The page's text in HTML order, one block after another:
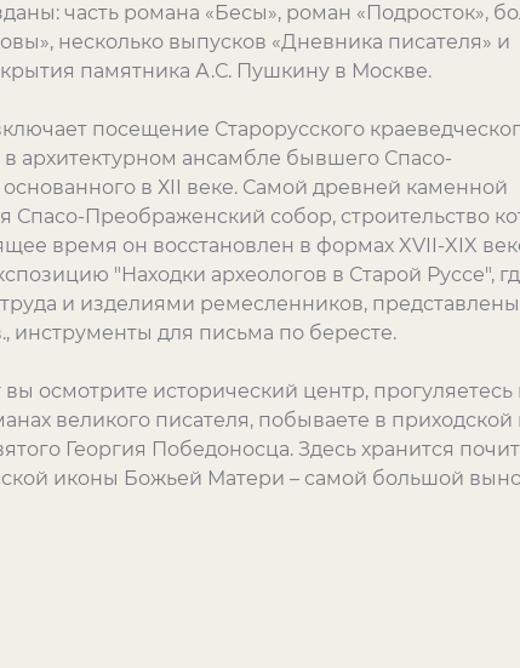
часть романа «Бесы», роман «Подросток»,
несколько выпусков «Дневника писателя» и
памятника А.С. Пушкину в Москве.
посещение Старорусского
архитектурном ансамбле бывшего Спасо-
в ХII веке. Самой древней каменной
Спасо-Преображенский собор, строительство
время он восстановлен в формах XVII-XIX
"Находки археологов в Старой Руссе",
и изделиями ремесленников, представлены
инструменты для письма по бересте.
осмотрите исторический центр, прогуляетесь
великого писателя, побываете в приходской
Георгия Победоносца. Здесь хранится
иконы Божьей Матери – самой большой